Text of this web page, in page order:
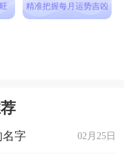
双收、成功昌隆;
跟虹同时出现的
相同，只是光线在
外。颜色比虹淡。
精准把握每月运势吉凶
02月25日
名字